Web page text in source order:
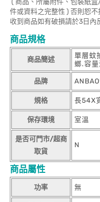
( 商品、所屬附件、包裝紙
件或資料之完整性 ) 否則恕不
收到商品如有破損請於3日內
商品規格
商品簡述
單層蚊
螂.容
品牌
規格 長54X
保存環境 室溫
是否可門市/超商
取貨
N
商品屬性
功率 無